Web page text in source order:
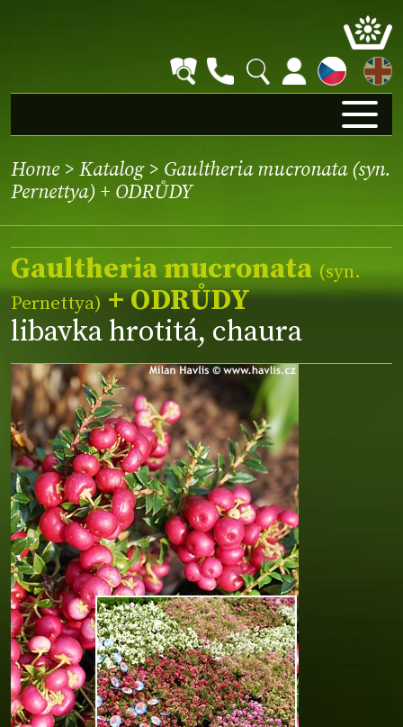
EN
Home > Katalog> Gaultheria mucronata (syn.
Pernettya) + ODRŮDY
Gaultheria mucronata (syn.
Pernettya)+ ODRŮDY
libavka hrotitá, chaura